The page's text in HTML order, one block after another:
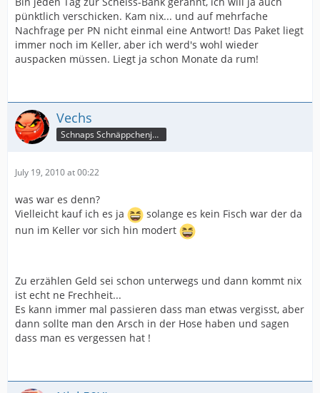
pünktlich verschicken. Kam nix... und auf mehrfache
Nachfrage per PN nicht einmal eine Antwort! Das Paket liegt
immer noch im Keller, aber ich werd's wohl wieder
auspacken müssen. Liegt ja schon Monate da rum!
Vechs
Schnaps Schnäppchenjäger
July 19, 2010 at 00:22
was war es denn?
Vielleicht kauf ich es ja
solange es kein Fisch war der da
nun im Keller vor sich hin modert
Zu erzählen Geld sei schon unterwegs und dann kommt nix
ist echt ne Frechheit...
Es kann immer mal passieren dass man etwas vergisst, aber
dann sollte man den Arsch in der Hose haben und sagen
dass man es vergessen hat !